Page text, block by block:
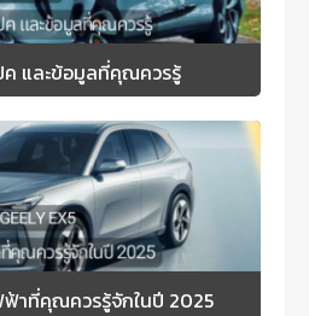
ค และข้อมูลที่คุณควรรู้
าที่คุณควรรู้จักในปี 2025